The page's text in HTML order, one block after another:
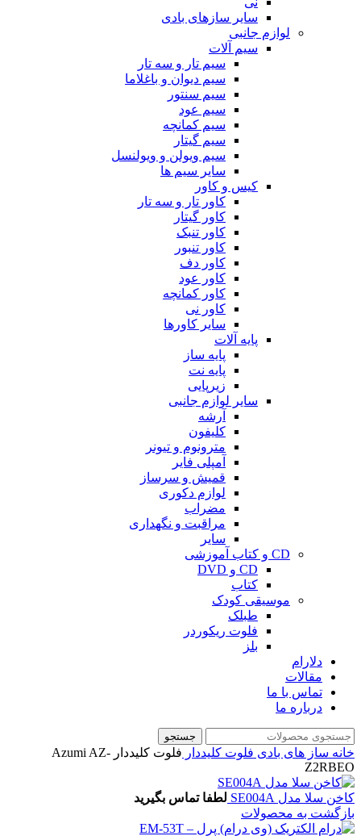
سایر سازهای بادی
لوازم جانبی
سیم آلات
سیم تار و سه تار
سیم دیوان و باغلاما
سیم سنتور
سیم عود
سیم کمانچه
سیم گیتار
سیم ویولن و ویولنسل
سایر سیم ها
کیس و کاور
کاور تار و سه تار
کاور گیتار
کاور تنبک
کاور تنبور
کاور دف
کاور عود
کاور کمانچه
کاور نی
سایر کاورها
پایه آلات
پایه ساز
پایه نت
زیرپایی
سایر لوازم جانبی
آرشه
کلیفون
مترونوم و تیونر
آمپلی فایر
قمیش و سرساز
لوازم دکوری
مضراب
مراقبت و نگهداری
سایر
CD و کتاب آموزشی
CD و DVD
کتاب
موسیقی کودک
طبلک
فلوت ریکوردر
بلز
دلارام
مقالات
تماس با ما
درباره ما
جستجو
خانه ساز های بادی فلوت کلیددار
فلوت کلیددار Azumi AZ-
Z2RBEO
کاخن سلا مدل SE004A
لطفا تماس بگیرید
بازگشت به محصولات